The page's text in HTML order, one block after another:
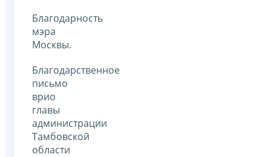
Благодарность
мэра
Москвы.
Благодарственное
письмо
врио
главы
администрации
Тамбовской
области